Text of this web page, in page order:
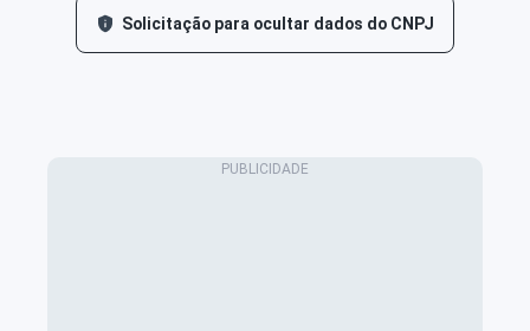
Solicitação para ocultar dados do CNPJ